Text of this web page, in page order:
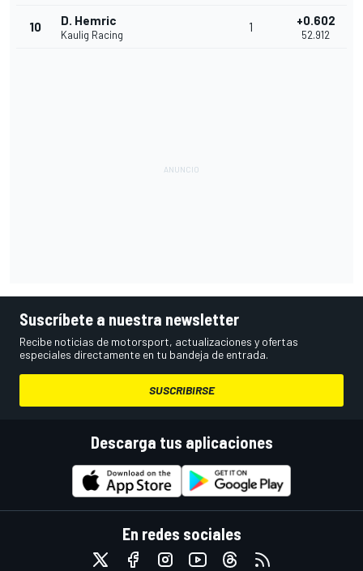
10 D. Hemric
Kaulig Racing
1 +0.602
52.912
Suscríbete a nuestra newsletter
Recibe noticias de motorsport, actualizaciones y ofertas
especiales directamente en tu bandeja de entrada.
SUSCRIBIRSE
Descarga tus aplicaciones
En redes sociales